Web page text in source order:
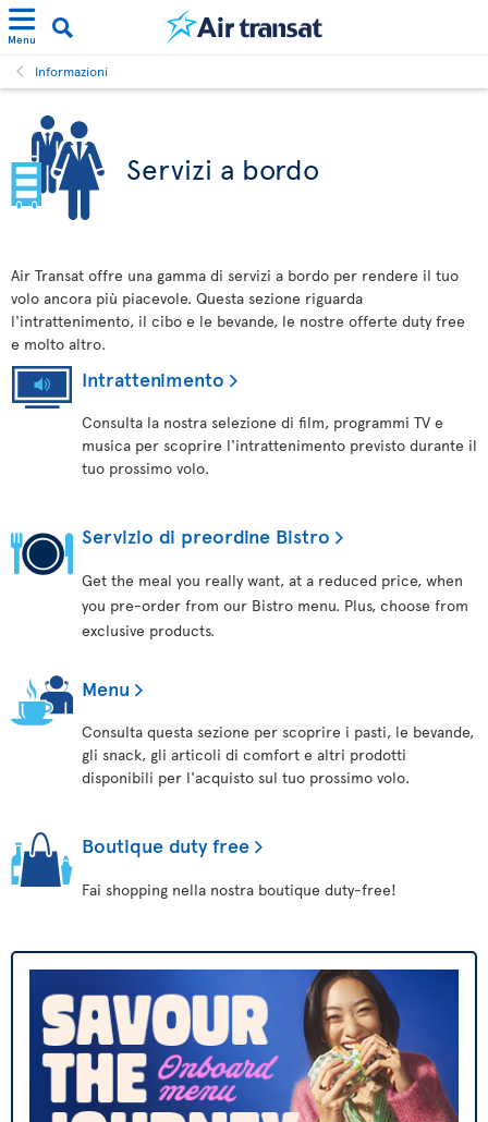
Menu
Informazioni
Servizi a bordo
Air Transat offre una gamma di servizi a bordo per rendere il tuo
volo ancora più piacevole. Questa sezione riguarda
l'intrattenimento, il cibo e le bevande, le nostre offerte duty free
e molto altro.
Intrattenimento
Consulta la nostra selezione di film, programmi TV e
musica per scoprire l'intrattenimento previsto durante il
tuo prossimo volo.
Servizio di preordine Bistro
Get the meal you really want, at a reduced price, when
you pre-order from our Bistro menu. Plus, choose from
exclusive products.
Menu
Consulta questa sezione per scoprire i pasti, le bevande,
gli snack, gli articoli di comfort e altri prodotti
disponibili per l'acquisto sul tuo prossimo volo.
Boutique duty free
Fai shopping nella nostra boutique duty-free!